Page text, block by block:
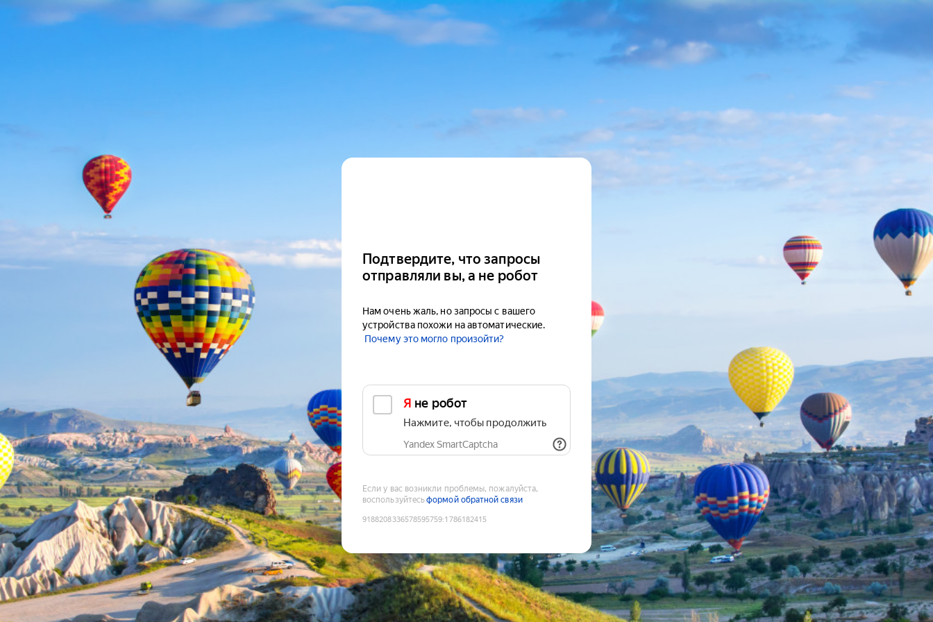
Подтвердите, что запросы
отправляли вы, а не робот
Нам очень жаль, но запросы с вашего
устройства похожи на автоматические.
Почему это могло произойти?
Я не робот
Нажмите, чтобы продолжить
Yandex SmartCaptcha
Если у вас возникли проблемы, пожалуйста,
воспользуйтесьформой обратной связи
9188208336578595759:1786182415